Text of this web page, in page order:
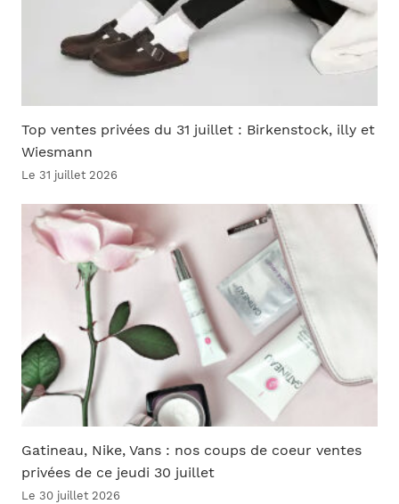
Top ventes privées du 31 juillet : Birkenstock, illy et
Wiesmann
Le 31 juillet 2026
Gatineau, Nike, Vans : nos coups de coeur ventes
privées de ce jeudi 30 juillet
Le 30 juillet 2026